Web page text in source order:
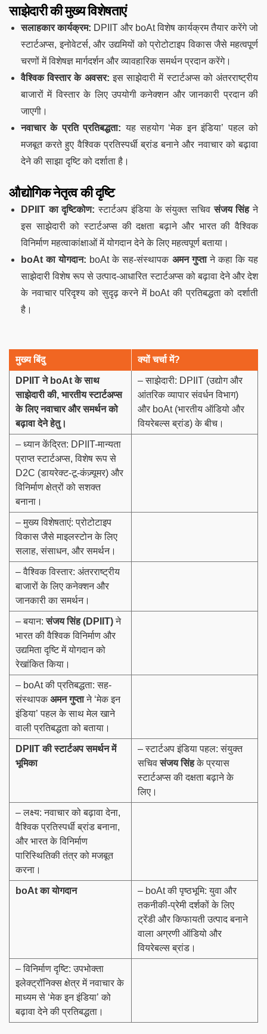
साझेदारी की मुख्य विशेषताएं
सलाहकार कार्यक्रम: DPIIT और boAt विशेष कार्यक्रम तैयार करेंगे जो
स्टार्टअप्स, इनोवेटर्स, और उद्यमियों को प्रोटोटाइप विकास जैसे महत्वपूर्ण
चरणों में विशेषज्ञ मार्गदर्शन और व्यावहारिक समर्थन प्रदान करेंगे।
वैश्विक विस्तार के अवसर: इस साझेदारी में स्टार्टअप्स को अंतरराष्ट्रीय
बाजारों में विस्तार के लिए उपयोगी कनेक्शन और जानकारी प्रदान की
जाएगी।
नवाचार के प्रति प्रतिबद्धता: यह सहयोग ‘मेक इन इंडिया’ पहल को
मजबूत करते हुए वैश्विक प्रतिस्पर्धी ब्रांड बनाने और नवाचार को बढ़ावा
देने की साझा दृष्टि को दर्शाता है।
औद्योगिक नेतृत्व की दृष्टि
DPIIT का दृष्टिकोण: स्टार्टअप इंडिया के संयुक्त सचिवसंजय सिंहने
इस साझेदारी को स्टार्टअप्स की दक्षता बढ़ाने और भारत की वैश्विक
विनिर्माण महत्वाकांक्षाओं में योगदान देने के लिए महत्वपूर्ण बताया।
boAt का योगदान: boAt के सह-संस्थापक अमन गुप्ताने कहा कि यह
साझेदारी विशेष रूप से उत्पाद-आधारित स्टार्टअप्स को बढ़ावा देने और देश
के नवाचार परिदृश्य को सुदृढ़ करने में boAt की प्रतिबद्धता को दर्शाती
है।
मुख्य बिंदु क्यों चर्चा में?
DPIITने boAtके साथ
साझेदारी की, भारतीय स्टार्टअप्स
के लिए नवाचार और समर्थन को
बढ़ावा देने हेतु।
– साझेदारी: DPIIT (उद्योग और
आंतरिक व्यापार संवर्धन विभाग)
और boAt (भारतीय ऑडियो और
वियरेबल्स ब्रांड) के बीच।
– ध्यान केंद्रित: DPIIT-मान्यता
प्राप्त स्टार्टअप्स, विशेष रूप से
D2C (डायरेक्ट-टू-कंज़्यूमर) और
विनिर्माण क्षेत्रों को सशक्त
बनाना।
– मुख्य विशेषताएं: प्रोटोटाइप
विकास जैसे माइलस्टोन के लिए
सलाह, संसाधन, और समर्थन।
– वैश्विक विस्तार: अंतरराष्ट्रीय
बाजारों के लिए कनेक्शन और
जानकारी का समर्थन।
– बयान:संजय सिंह (DPIIT)ने
भारत की वैश्विक विनिर्माण और
उद्यमिता दृष्टि में योगदान को
रेखांकित किया।
– boAt की प्रतिबद्धता: सह-
संस्थापकअमन गुप्ताने ‘मेक इन
इंडिया’ पहल के साथ मेल खाने
वाली प्रतिबद्धता को बताया।
DPIITकी स्टार्टअप समर्थन में
भूमिका
– स्टार्टअप इंडिया पहल: संयुक्त
सचिवसंजय सिंहके प्रयास
स्टार्टअप्स की दक्षता बढ़ाने के
लिए।
– लक्ष्य: नवाचार को बढ़ावा देना,
वैश्विक प्रतिस्पर्धी ब्रांड बनाना,
और भारत के विनिर्माण
पारिस्थितिकी तंत्र को मजबूत
करना।
boAtका योगदान
– boAt की पृष्ठभूमि: युवा और
तकनीकी-प्रेमी दर्शकों के लिए
ट्रेंडी और किफायती उत्पाद बनाने
वाला अग्रणी ऑडियो और
वियरेबल्स ब्रांड।
– विनिर्माण दृष्टि: उपभोक्ता
इलेक्ट्रॉनिक्स क्षेत्र में नवाचार के
माध्यम से ‘मेक इन इंडिया’ को
बढ़ावा देने की प्रतिबद्धता।